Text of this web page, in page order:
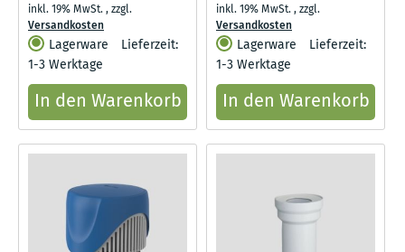
inkl. 19% MwSt.,zzgl.
Versandkosten
Lagerware
Lieferzeit:
1-3 Werktage
In den Warenkorb
inkl. 19% MwSt.,zzgl.
Versandkosten
Lagerware
Lieferzeit:
1-3 Werktage
In den Warenkorb